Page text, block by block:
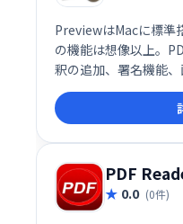
PreviewはMacに標準
の機能は想像以上。
釈の追加、署名機能
備えています。強力
で、ぜひ活用してみて
PDF
0.0 (0件)